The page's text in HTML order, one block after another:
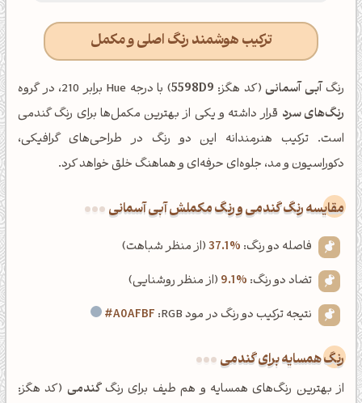
ترکیب هوشمند رنگ اصلی و مکمل
رنگآبی آسمانی (کد هگز: 5598D9) با درجه Hue برابر 210، در گروه
رنگ‌های سرد قرار داشته و یکی از بهترین مکمل‌ها برای رنگ گندمی
است. ترکیب هنرمندانه این دو رنگ در طراحی‌های گرافیکی،
دکوراسیون و مد، جلوه‌ای حرفه‌ای و هماهنگ خلق خواهد کرد.
‌مقایسه رنگ گندمی و رنگ مکملش آبی آسمانی
فاصله دو رنگ: 37.1%(از منظر شباهت)
تضاد دو رنگ: 9.1% (از منظر روشنایی)
نتیجه ترکیب دو رنگ در مود RGB:
#A0AFBF
رنگ همسایه برای گندمی
از بهترین رنگ‌های همسایه و هم طیف برای رنگگندمی (کد هگز: